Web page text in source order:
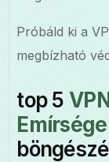
Próbáld ki a
megbízható
top 5